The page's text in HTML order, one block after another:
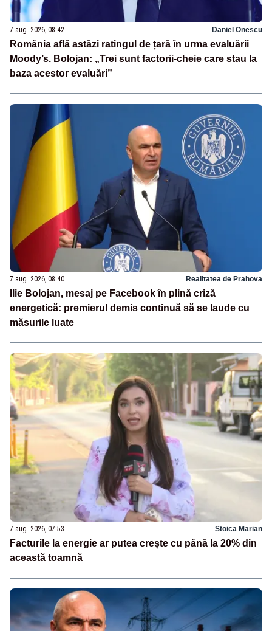
7 aug. 2026, 08:42 Daniel Onescu
România află astăzi ratingul de țară în urma evaluării
Moody’s. Bolojan: „Trei sunt factorii-cheie care stau la
baza acestor evaluări”
7 aug. 2026, 08:40 Realitatea de Prahova
Ilie Bolojan, mesaj pe Facebook în plină criză
energetică: premierul demis continuă să se laude cu
măsurile luate
7 aug. 2026, 07:53 Stoica Marian
Facturile la energie ar putea crește cu până la 20% din
această toamnă